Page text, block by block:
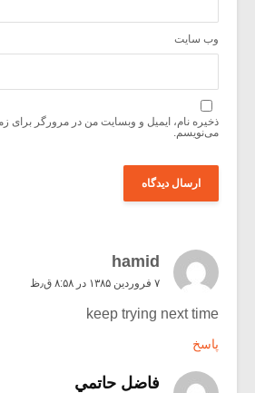
وب‌ سایت
ذخیره نام، ایمیل و وبسایت من در مرورگر برای
می‌نویسم.
hamid
۷ فروردین ۱۳۸۵ در ۸:۵۸ ق٫ظ
keep trying next time
پاسخ
فاضل حاتمي